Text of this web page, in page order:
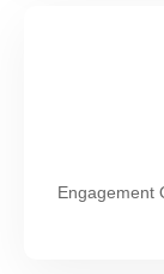
Engagement